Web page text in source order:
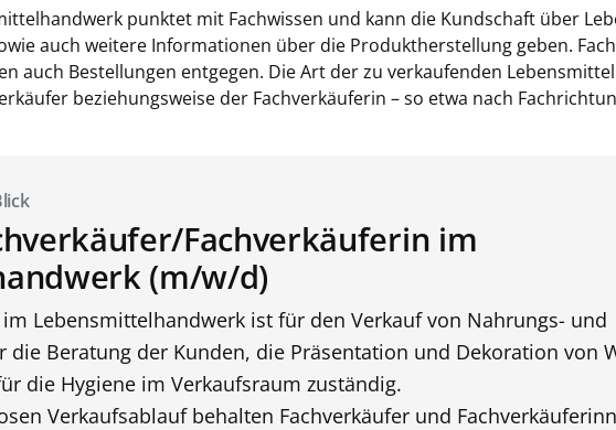
punktet mit Fachwissen und kann die Kundschaft über
auch weitere Informationen über die Produktherstellung geben.
auch Bestellungen entgegen. Die Art der zu verkaufenden
beziehungsweise der Fachverkäuferin – so etwa nach
Fachverkäuferin im
(m/w/d)
im Lebensmittelhandwerk ist für den Verkauf von Nahrungs- und
die Beratung der Kunden, die Präsentation und Dekoration von
die Hygiene im Verkaufsraum zuständig.
Verkaufsablauf behalten Fachverkäufer und